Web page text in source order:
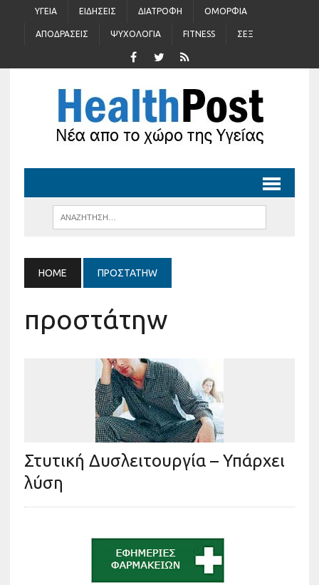
ΥΓΕΊΑ ΕΙΔΉΣΕΙΣ ΔΙΑΤΡΟΦΉ ΟΜΟΡΦΙΆ
ΑΠΟΔΡΆΣΕΙΣ ΨΥΧΟΛΟΓΊΑ FITNESS ΣΈΞ
HOME ΠΡΟΣΤΆΤΗW
προστάτηw
Στυτική Δυσλειτουργία – Υπάρχει
λύση